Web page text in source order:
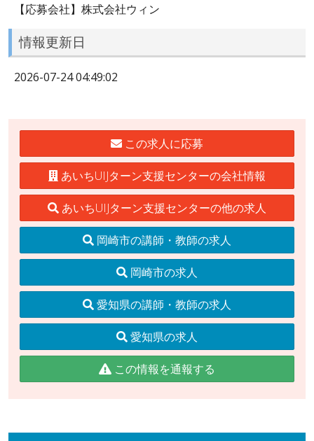
【応募会社】株式会社ウィン
情報更新日
2026-07-24 04:49:02
この求人に応募
あいちUIJターン支援センターの会社情報
あいちUIJターン支援センターの他の求人
岡崎市の講師・教師の求人
岡崎市の求人
愛知県の講師・教師の求人
愛知県の求人
この情報を通報する